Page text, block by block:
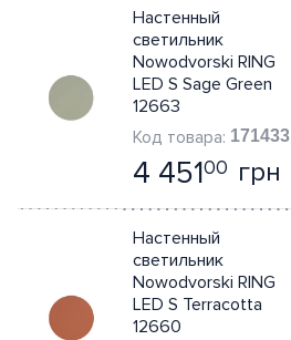
Настенный
светильник
Nowodvorski RING
LED S Sage Green
12663
171433
4 45100 грн
Настенный
светильник
Nowodvorski RING
LED S Terracotta
12660